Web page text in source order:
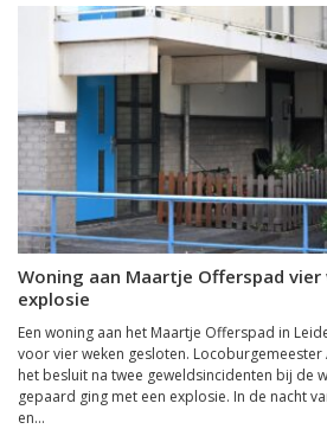
Woning aan Maartje Offerspad vier
explosie
Een woning aan het Maartje Offerspad in
voor vier weken gesloten.
het besluit na twee geweldsincidenten bij de
gepaard ging met een explosie. In de nacht
en...